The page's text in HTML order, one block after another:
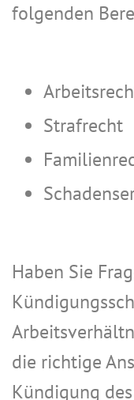
folgenden
Strafrecht
Haben Sie
die richtige
Kündigung